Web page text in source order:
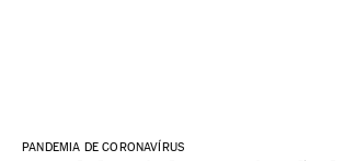
PANDEMIA DE CORONAVÍRUS